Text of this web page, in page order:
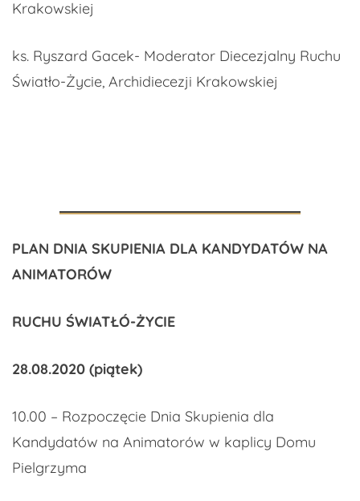
Krakowskiej
ks. Ryszard Gacek- Moderator Diecezjalny Ruchu
Światło-Życie, Archidiecezji Krakowskiej
PLAN DNIA SKUPIENIA DLA KANDYDATÓW NA
ANIMATORÓW
RUCHU ŚWIATŁÓ-ŻYCIE
28.08.2020 (piątek)
10.00 – Rozpoczęcie Dnia Skupienia dla
Kandydatów na Animatorów w kaplicy Domu
Pielgrzyma